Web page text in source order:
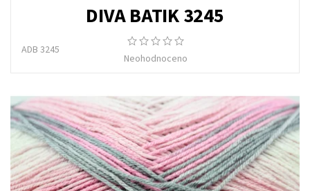
DIVA BATIK 3245
ADB 3245
Neohodnoceno